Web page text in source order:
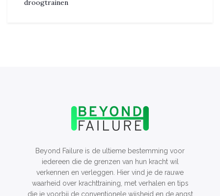
droogtrainen
Beyond Failure is de ultieme bestemming voor
iedereen die de grenzen van hun kracht wil
verkennen en verleggen. Hier vind je de rauwe
waarheid over krachttraining, met verhalen en tips
die je voorbij de conventionele wijsheid en de angst